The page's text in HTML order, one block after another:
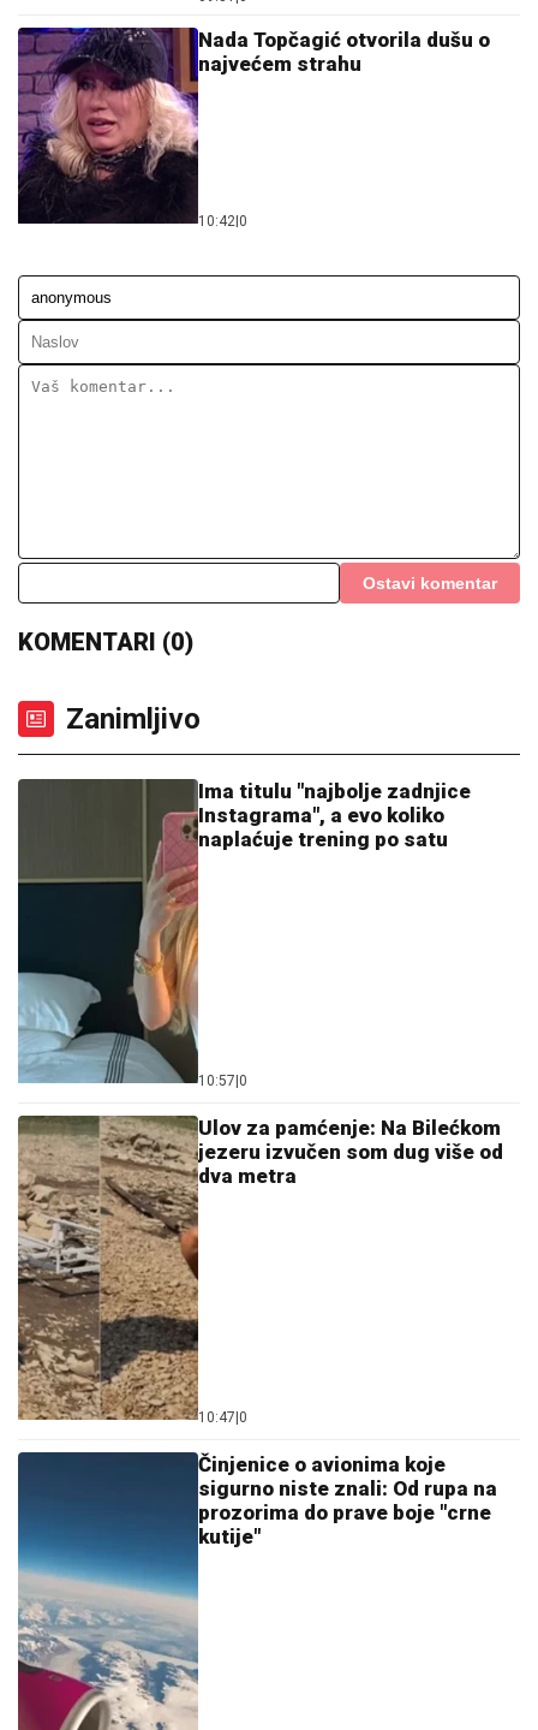
Nada Topčagić otvorila dušu o
najvećem strahu
10:42 0
Ostavi komentar
KOMENTARI (0)
Zanimljivo
Ima titulu "najbolje zadnjice
Instagrama", a evo koliko
naplaćuje trening po satu
10:57 0
Ulov za pamćenje: Na Bilećkom
jezeru izvučen som dug više od
dva metra
10:47 0
Činjenice o avionima koje
sigurno niste znali: Od rupa na
prozorima do prave boje "crne
kutije"